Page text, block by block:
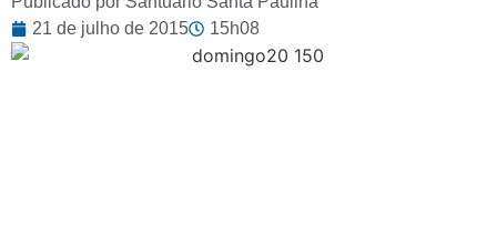
21 de julho de 2015
15h08